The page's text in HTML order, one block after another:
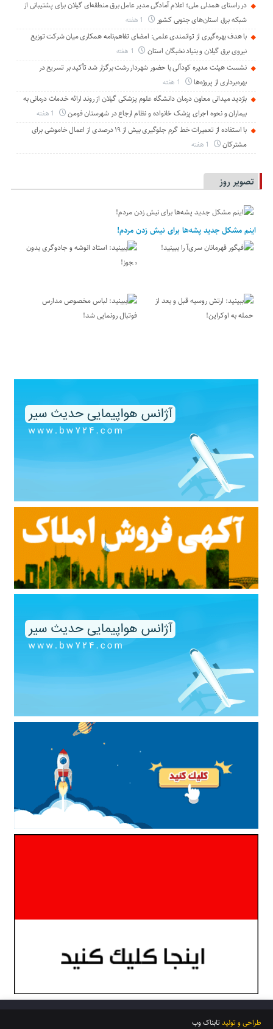
در راستای همدلی ملی؛ اعلام آمادگی مدیر عامل برق منطقه‌ای گیلان برای پشتیبانی از
شبكه برق استان‌های جنوبی كشور
1 هفته
با هدف بهره‌گیری از توانمندی علمی: امضای تفاهم‌نامه همكاری میان شركت توزیع
نیروی برق گیلان و بنیاد نخبگان استان
1 هفته
نشست هیئت مدیره کودآلی با حضور شهردار رشت برگزار شد تأکید بر تسریع در
بهره‌برداری از پروژه‌ها
1 هفته
بازدید میدانی معاون درمان دانشگاه علوم پزشکی گیلان از روند ارائه خدمات درمانی به
بیماران و نحوه اجرای پزشک خانواده و نظام ارجاع در شهرستان فومن
1 هفته
با استفاده از تعمیرات خط گرم جلوگیری بیش از ۱۹ درصدی از اعمال خاموشی برای
مشتركان
1 هفته
تصویر روز
اینم مشکل جدید پشه‌ها برای نیش زدن مردم!
طراحی و تولیدتابناک وب